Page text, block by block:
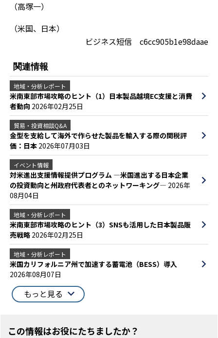
（高塚一）
（米国、日本）
ビジネス短信 c6cc905b1e98daae
関連情報
地域・分析レポート
米南東部市場攻略のヒント（1）日本製品越境EC支援と消費
者動向 2026年02月25日
貿易・投資相談Q&A
金型を支給して海外で作らせた製品を輸入する際の関税評
価：日本 2026年07月03日
イベント情報
対米進出支援情報提供プログラム ―米国進出する日本企業
の投資動向と州政府代表者とのネットワーキング― 2026年
08月04日
地域・分析レポート
米南東部市場攻略のヒント（3）SNSも活用した日本製品販
売戦略 2026年02月25日
地域・分析レポート
米国カリフォルニア州で加速する蓄電池（BESS）導入
2026年08月07日
もっと見る
この情報はお役にたちましたか？